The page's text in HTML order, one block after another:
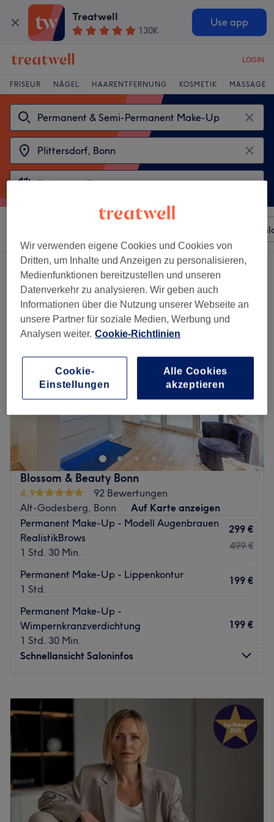
Treatwell
130K
Use app
LOGIN
FRISEUR NÄGEL HAARENTFERNUNG KOSMETIK MASSAGE
2 Salons die anbieten:
permanent & semi-permanent make-up in der Nähe von Plittersdorf,
Bonn
Blossom & Beauty Bonn
4,9
92 Bewertungen
Alt-Godesberg, Bonn
Auf Karte anzeigen
Permanent Make-Up - Modell Augenbrauen
RealistikBrows
1 Std. 30 Min.
299 €
499 €
Permanent Make-Up - Lippenkontur
1 Std.
199 €
Permanent Make-Up -
Wimpernkranzverdichtung
1 Std. 30 Min.
199 €
Schnellansicht Saloninfos
Dienstag
14:00
Mittwoch
18:00
–18:00
Freitag
14:00
Sonntag
Nach dem Besuch im neu eröffneten Studio Blossom &
Wir verwenden eigene Cookies und Cookies von
Dritten, um Inhalte und Anzeigen zu personalisieren,
Medienfunktionen bereitzustellen und unseren
Datenverkehr zu analysieren. Wir geben auch
Informationen über die Nutzung unserer Webseite an
unsere Partner für soziale Medien, Werbung und
Analysen weiter. Cookie-Richtlinien
Cookie-
Einstellungen
Alle Cookies
akzeptieren